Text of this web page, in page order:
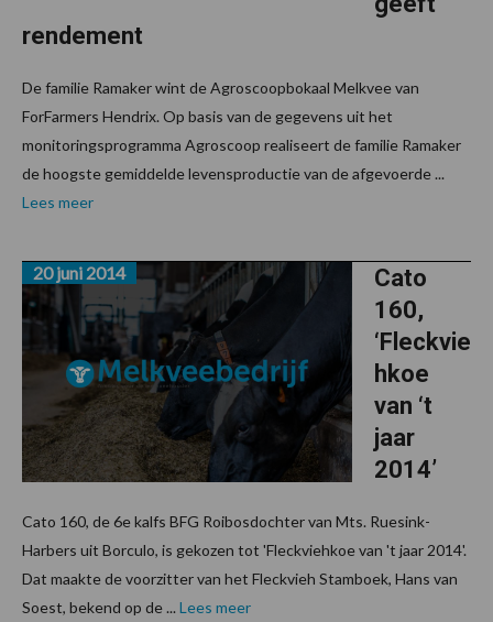
rendement
De familie Ramaker wint de Agroscoopbokaal Melkvee van
ForFarmers Hendrix. Op basis van de gegevens uit het
monitoringsprogramma Agroscoop realiseert de familie Ramaker
de hoogste gemiddelde levensproductie van de afgevoerde ...
Lees meer
Cato
160,
‘Fleckvie
hkoe
van ‘t
jaar
2014’
20 juni 2014
Cato 160, de 6e kalfs BFG Roibosdochter van Mts. Ruesink-
Harbers uit Borculo, is gekozen tot 'Fleckviehkoe van 't jaar 2014'.
Dat maakte de voorzitter van het Fleckvieh Stamboek, Hans van
Soest, bekend op de ... Lees meer